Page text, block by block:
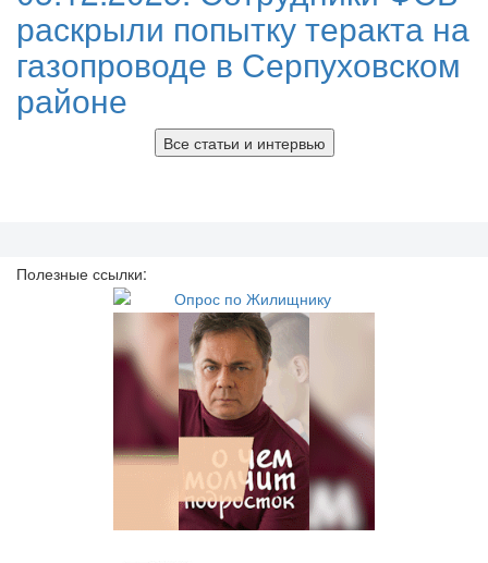
раскрыли попытку теракта на
газопроводе в Серпуховском
районе
Все статьи и интервью
Полезные ссылки: